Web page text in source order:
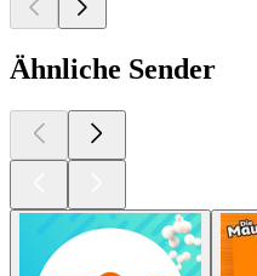
Ähnliche Sender